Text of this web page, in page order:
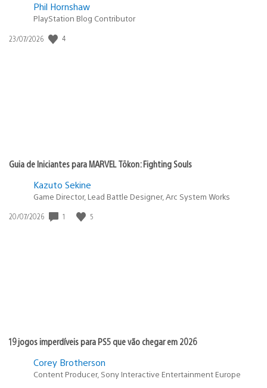
Phil Hornshaw
PlayStation Blog Contributor
Data
23/07/2026 4
Guia de Iniciantes para MARVEL Tōkon: Fighting Souls
Kazuto Sekine
Game Director, Lead Battle Designer, Arc System Works
Data
20/07/2026 1 5
19 jogos imperdíveis para PS5 que vão chegar em 2026
Corey Brotherson
Content Producer, Sony Interactive Entertainment Europe